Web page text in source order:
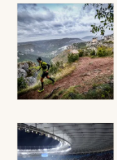
Artistes en
Actus à Millau
Magazine à Millau